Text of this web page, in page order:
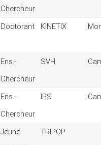
Chercheur
Doctorant KINETIX
Ens.-
Chercheur
SVH
Ens.-
Chercheur
IPS
Jeune
TRIPOP